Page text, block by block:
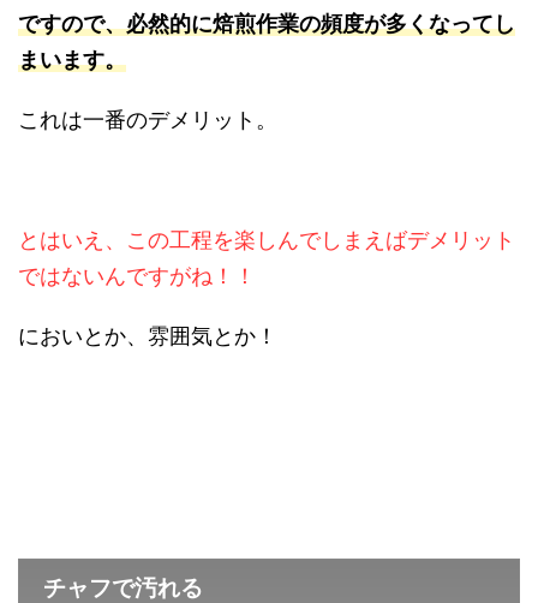
ですので、必然的に焙煎作業の頻度が多くなってし
まいます。
これは一番のデメリット。
とはいえ、この工程を楽しんでしまえばデメリット
ではないんですがね！！
においとか、雰囲気とか！
チャフで汚れる